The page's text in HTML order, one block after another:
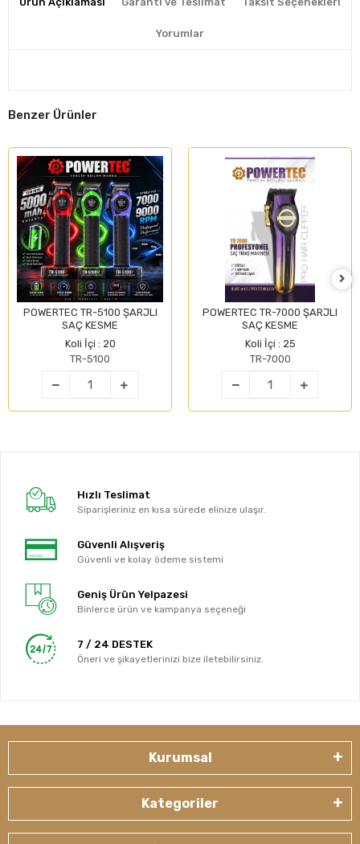
Yorumlar
Benzer Ürünler
POWERTEC TR-5100 ŞARJLI
SAÇ KESME
Koli İçi : 20
TR-5100
POWERTEC TR-7000 ŞARJLI
SAÇ KESME
Koli İçi : 25
TR-7000
Hızlı Teslimat
Siparişleriniz en kısa sürede elinize ulaşır.
Güvenli Alışveriş
Güvenli ve kolay ödeme sistemi
Geniş Ürün Yelpazesi
Binlerce ürün ve kampanya seçeneği
7 / 24 DESTEK
Öneri ve şikayetlerinizi bize iletebilirsiniz.
Kurumsal
Kategoriler